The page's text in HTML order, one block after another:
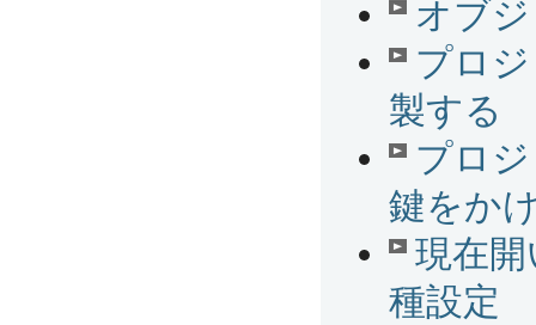
オブ
プロ
製する
プロ
鍵をか
現在
種設定